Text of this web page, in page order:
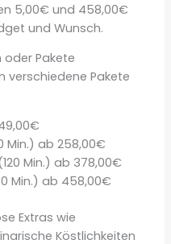
5,00€ und 458,00€
und Wunsch.
Pakete
verschiedene Pakete
Min.) ab 258,00€
Min.) ab 378,00€
Min.) ab 458,00€
Extras wie
Köstlichkeiten